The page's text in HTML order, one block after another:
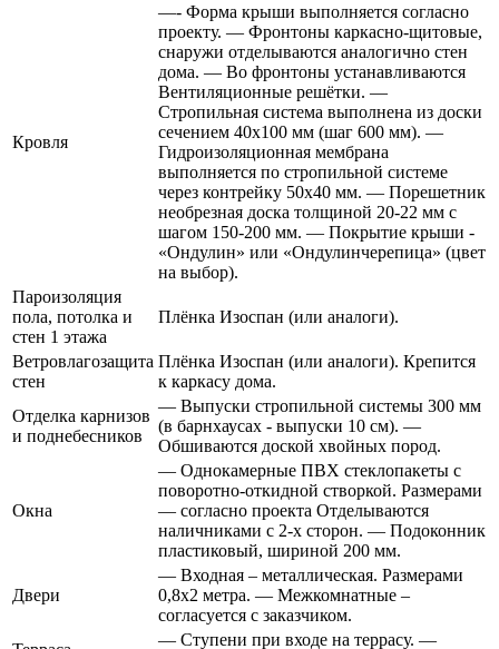
Кровля
—- Форма крыши выполняется согласно
проекту. — Фронтоны каркасно-щитовые,
снаружи отделываются аналогично стен
дома. — Во фронтоны устанавливаются
Вентиляционные решётки. —
Стропильная система выполнена из доски
сечением 40х100 мм (шаг 600 мм). —
Гидроизоляционная мембрана
выполняется по стропильной системе
через контрейку 50х40 мм. — Порешетник
необрезная доска толщиной 20-22 мм с
шагом 150-200 мм. — Покрытие крыши -
«Ондулин» или «Ондулинчерепица» (цвет
на выбор).
Пароизоляция
пола, потолка и
стен 1 этажа
Плёнка Изоспан (или аналоги).
Ветровлагозащита
стен
Плёнка Изоспан (или аналоги). Крепится
к каркасу дома.
Отделка карнизов
и поднебесников
— Выпуски стропильной системы 300 мм
(в барнхаусах - выпуски 10 см). —
Обшиваются доской хвойных пород.
Окна
— Однокамерные ПВХ стеклопакеты с
поворотно-откидной створкой. Размерами
— согласно проекта Отделываются
наличниками с 2-х сторон. — Подоконник
пластиковый, шириной 200 мм.
Двери
— Входная – металлическая. Размерами
0,8х2 метра. — Межкомнатные –
согласуется с заказчиком.
— Ступени при входе на террасу. —